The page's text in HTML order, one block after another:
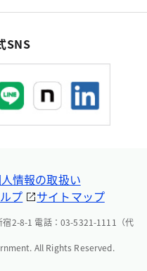
SNS
情報の取扱い
プ サイトマップ
2-8-1 電話：03-5321-1111（代
All Rights Reserved.